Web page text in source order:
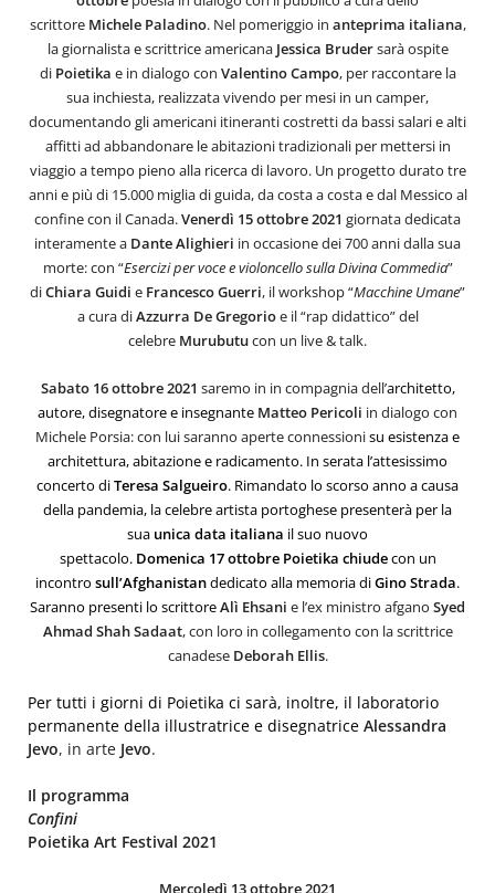
scrittore Michele Paladino. Nel pomeriggio in anteprima italiana,
la giornalista e scrittrice americana Jessica Brudersarà ospite
di Poietika e in dialogo con Valentino Campo, per raccontare la
sua inchiesta, realizzata vivendo per mesi in un camper,
documentando gli americani itineranti costretti da bassi salari e alti
affitti ad abbandonare le abitazioni tradizionali per mettersi in
viaggio a tempo pieno alla ricerca di lavoro. Un progetto durato tre
anni e più di 15.000 miglia di guida, da costa a costa e dal Messico al
confine con il Canada.Venerdì 15 ottobre 2021 giornata dedicata
interamente a Dante Alighieri in occasione dei 700 anni dalla sua
morte: con “Esercizi per voce e violoncello sulla Divina Commedia”
diChiara Guidi e FrancescoGuerri, il workshop “Macchine Umane”
a cura diAzzurra De Gregorioe il “rap didattico” del
celebre Murubutucon un live & talk.
Sabato 16 ottobre 2021 saremo in in compagnia dell’architetto,
autore, disegnatore e insegnante Matteo Pericoli in dialogo con
Michele Porsia:con lui saranno aperte connessionisu esistenza e
architettura, abitazione e radicamento. In serata l’attesissimo
concerto diTeresa Salgueiro. Rimandato lo scorso anno a causa
della pandemia, la celebre artista portoghese presenterà per la
sua unica data italiana il suo nuovo
spettacolo. Domenica 17ottobre Poietika chiudecon un
incontro sull’Afghanistandedicato alla memoria diGino Strada.
Saranno presenti lo scrittoreAlì Ehsani e l’ex ministro afgano Syed
Ahmad Shah Sadaat, con loro in collegamento con la scrittrice
canadese Deborah Ellis.
Per tutti i giorni di Poietika ci sarà, inoltre, il laboratorio
permanente della illustratrice e disegnatrice Alessandra
Jevo, in arte Jevo.
Il programma
Confini
Poietika Art Festival 2021
Mercoledì 13 ottobre 2021